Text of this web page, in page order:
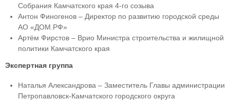
Собрания Камчатского края 4-го созыва
Антон Финогенов – Директор по развитию городской среды
АО «ДОМ.РФ»
Артём Фирстов – Врио Министра строительства и жилищной
политики Камчатского края
Экспертная группа
Наталья Александрова – Заместитель Главы администрации
Петропавловск-Камчатского городского округа